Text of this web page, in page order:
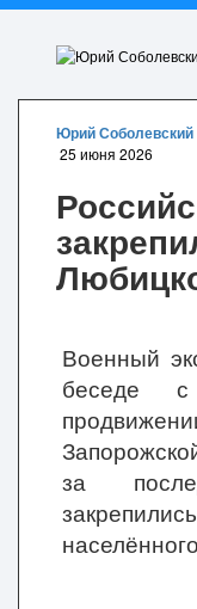
Юрий Соболевский
25 июня 2026
Военный
беседе
за